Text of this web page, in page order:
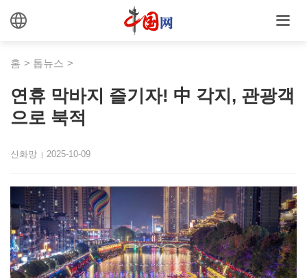
홈 > 톱뉴스 >
연휴 막바지 즐기자! 中 각지, 관광객
으로 북적
신화망 | 2025-10-09